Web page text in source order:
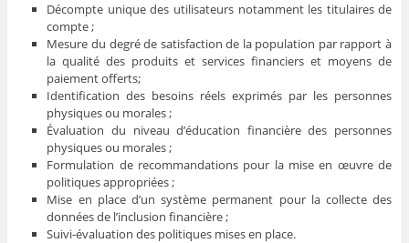
Décompte unique des utilisateurs notamment les titulaires de
compte ;
Mesure du degré de satisfaction de la population par rapport à
la qualité des produits et services financiers et moyens de
paiement offerts;
Identification des besoins réels exprimés par les personnes
physiques ou morales ;
Évaluation du niveau d’éducation financière des personnes
physiques ou morales ;
Formulation de recommandations pour la mise en œuvre de
politiques appropriées ;
Mise en place d’un système permanent pour la collecte des
données de l’inclusion financière ;
Suivi-évaluation des politiques mises en place.